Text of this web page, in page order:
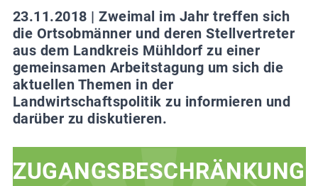
23.11.2018 | Zweimal im Jahr treffen sich
die Ortsobmänner und deren Stellvertreter
aus dem Landkreis Mühldorf zu einer
gemeinsamen Arbeitstagung um sich die
aktuellen Themen in der
Landwirtschaftspolitik zu informieren und
darüber zu diskutieren.
ZUGANGSBESCHRÄNKUNG